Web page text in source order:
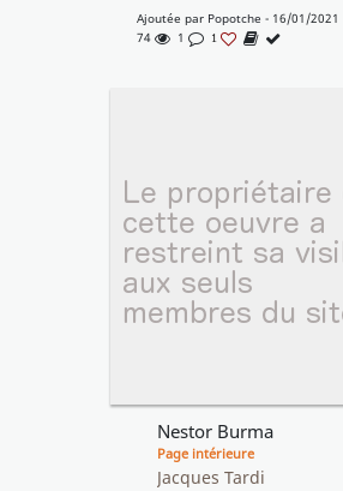
Ajoutée par Popotche - 16/01/2021
74
1 1
Nestor Burma
Page intérieure
Jacques Tardi